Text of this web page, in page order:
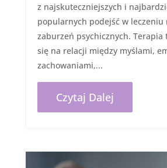
z najskuteczniejszych i
popularnych podejść w leczeniu
zaburzeń psychicznych.
się na relacji między myślami,
zachowaniami,...
Czytaj Dalej